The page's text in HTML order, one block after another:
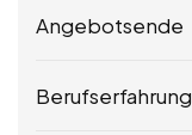
Angebotsende
Berufserfahrung